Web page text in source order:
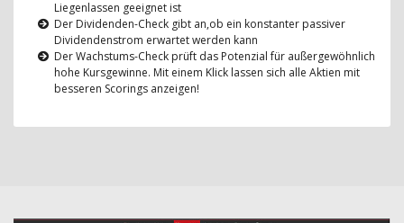
Liegenlassen geeignet ist
Der Dividenden-Check gibt an,ob ein konstanter passiver
Dividendenstrom erwartet werden kann
Der Wachstums-Check prüft das Potenzial für außergewöhnlich
hohe Kursgewinne. Mit einem Klick lassen sich alle Aktien mit
besseren Scorings anzeigen!